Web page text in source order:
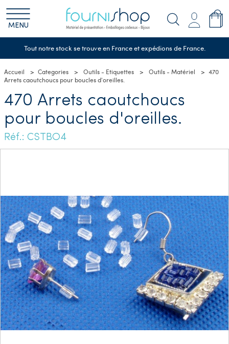
MENU
Tout notre stock se trouve en France et expédions de France.
Accueil Categories Outils - Etiquettes Outils - Matériel
470
Arrets caoutchoucs pour boucles d'oreilles.
470 Arrets caoutchoucs
pour boucles d'oreilles.
Réf.: CSTBO4